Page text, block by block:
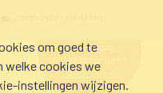
hulp nodig
bij geldzorgen?
0800-8115.nl
om goed te
welke cookies we
instellingen wijzigen.